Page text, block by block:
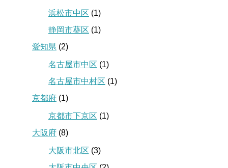
浜松市中区 (1)
静岡市葵区 (1)
愛知県 (2)
名古屋市中区 (1)
名古屋市中村区 (1)
京都府 (1)
京都市下京区 (1)
大阪府 (8)
大阪市北区 (3)